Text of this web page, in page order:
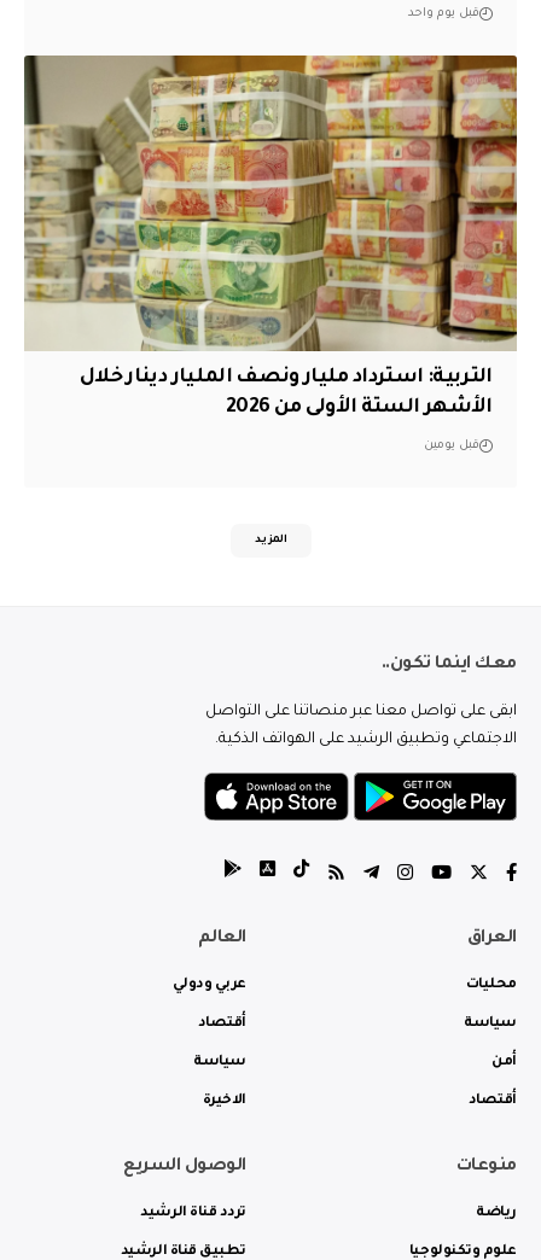
قبل يوم واحد
التربية: استرداد مليار ونصف المليار دينار خلال
الأشهر الستة الأولى من 2026
قبل يومين
المزيد
معك اينما تكون..
ابقى على تواصل معنا عبر منصاتنا على التواصل
الاجتماعي وتطبيق الرشيد على الهواتف الذكية.
العراق
محليات
سياسة
أمن
أقتصاد
العالم
عربي ودولي
أقتصاد
سياسة
الاخيرة
منوعات
رياضة
علوم وتكنولوجيا
الوصول السريع
تردد قناة الرشيد
تطبيق قناة الرشيد